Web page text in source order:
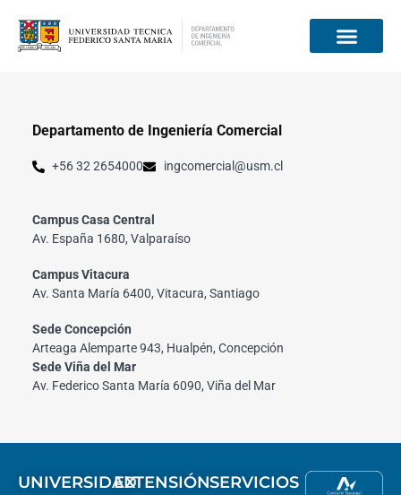
Departamento de Ingeniería Comercial
+56 32 2654000 ingcomercial@usm.cl
Campus Casa Central
Av. España 1680, Valparaíso
Campus Vitacura
Av. Santa María 6400, Vitacura, Santiago
Sede Concepción
Arteaga Alemparte 943, Hualpén, Concepción
Sede Viña del Mar
Av. Federico Santa María 6090, Viña del Mar
UNIVERSIDADEXTENSIÓNSERVICIOS